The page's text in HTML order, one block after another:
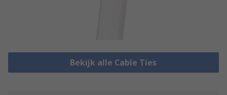
Bekijk alle Cable Ties